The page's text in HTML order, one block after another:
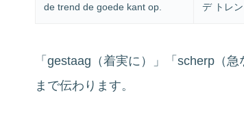
de trend de goede kant op.
デ トレ
「gestaag（着実に）」「scherp（
まで伝わります。